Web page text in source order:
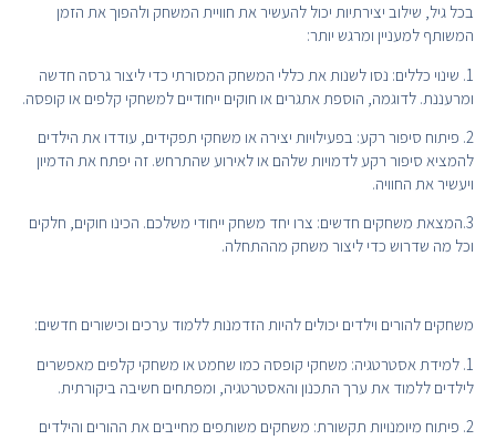
בכל גיל, שילוב יצירתיות יכול להעשיר את חוויית המשחק ולהפוך את הזמן
המשותף למעניין ומרגש יותר:
1. שינוי כללים: נסו לשנות את כללי המשחק המסורתי כדי ליצור גרסה חדשה
ומרעננת. לדוגמה, הוספת אתגרים או חוקים ייחודיים למשחקי קלפים או קופסה.
2. פיתוח סיפור רקע: בפעילויות יצירה או משחקי תפקידים, עודדו את הילדים
להמציא סיפור רקע לדמויות שלהם או לאירוע שהתרחש. זה יפתח את הדמיון
ויעשיר את החוויה.
3.המצאת משחקים חדשים: צרו יחד משחק ייחודי משלכם. הכינו חוקים, חלקים
וכל מה שדרוש כדי ליצור משחק מההתחלה.
משחקים להורים וילדים יכולים להיות הזדמנות ללמוד ערכים וכישורים חדשים:
1. למידת אסטרטגיה: משחקי קופסה כמו שחמט או משחקי קלפים מאפשרים
לילדים ללמוד את ערך התכנון והאסטרטגיה, ומפתחים חשיבה ביקורתית.
2. פיתוח מיומנויות תקשורת: משחקים משותפים מחייבים את ההורים והילדים